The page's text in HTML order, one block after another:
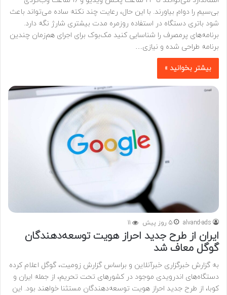
بی‌سیم را دوام بیاورند. با این حال، رعایت چند نکته ساده می‌تواند باعث
شود باتری دستگاه در استفاده روزمره مدت بیشتری شارژ نگه دارد.
برنامه‌های پرمصرف را شناسایی کنید مک‌بوک برای اجرای هم‌زمان چندین
برنامه طراحی شده و نیازی…
بیشتر بخوانید »
alvand-ads 5 روز پیش 11
ایران از طرح جدید احراز هویت توسعه‌دهندگان
گوگل معاف شد
به گزارش خبرگزاری خبرآنلاین و براساس گزارش زومیت، گوگل اعلام کرده
دستگاه‌های اندرویدی موجود در کشورهای تحت تحریم، از جمله ایران و
کوبا، از طرح جدید احراز هویت توسعه‌دهندگان مستثنا خواهند بود. این